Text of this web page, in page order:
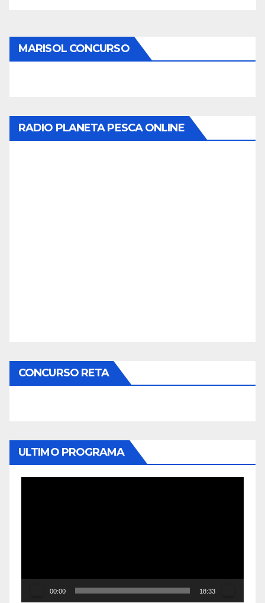
MARISOL CONCURSO
RADIO PLANETA PESCA ONLINE
CONCURSO RETA
ULTIMO PROGRAMA
00:00 18:33